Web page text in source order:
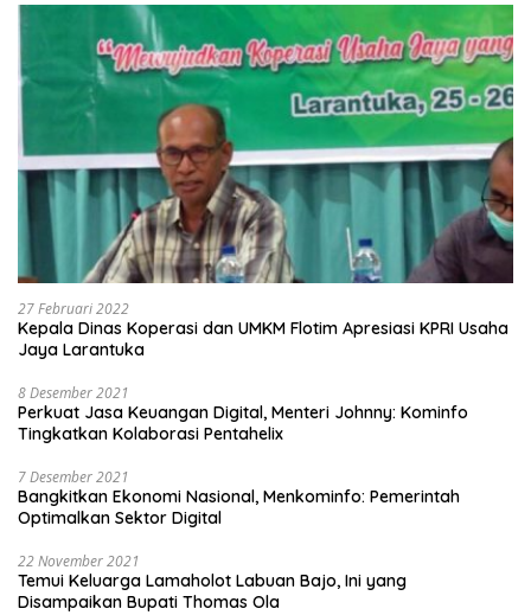
27 Februari 2022
Kepala Dinas Koperasi dan UMKM Flotim Apresiasi KPRI Usaha
Jaya Larantuka
8 Desember 2021
Perkuat Jasa Keuangan Digital, Menteri Johnny: Kominfo
Tingkatkan Kolaborasi Pentahelix
7 Desember 2021
Bangkitkan Ekonomi Nasional, Menkominfo: Pemerintah
Optimalkan Sektor Digital
22 November 2021
Temui Keluarga Lamaholot Labuan Bajo, Ini yang
Disampaikan Bupati Thomas Ola